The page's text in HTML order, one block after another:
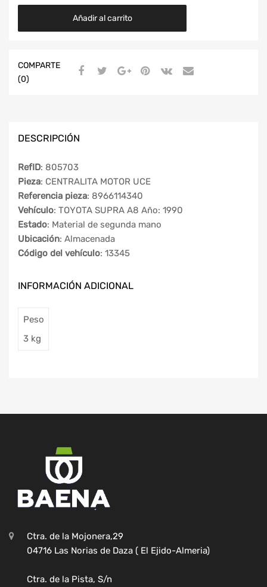
Añadir al carrito
COMPARTE
(0)
DESCRIPCIÓN
RefID: 805703
Pieza: CENTRALITA MOTOR UCE
Referencia pieza: 8966114340
Vehículo: TOYOTA SUPRA A8 Año: 1990
Estado: Material de segunda mano
Ubicación: Almacenada
Código del vehículo: 13345
INFORMACIÓN ADICIONAL
Peso
3 kg
Ctra. de la Mojonera,29
04716 Las Norias de Daza ( El Ejido-Almeria)
Ctra. de la Pista, S/n